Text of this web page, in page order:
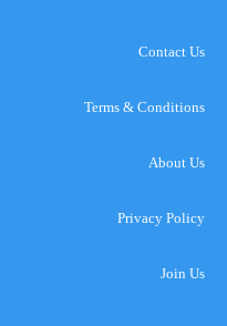
Contact Us
Terms & Conditions
About Us
Privacy Policy
Join Us